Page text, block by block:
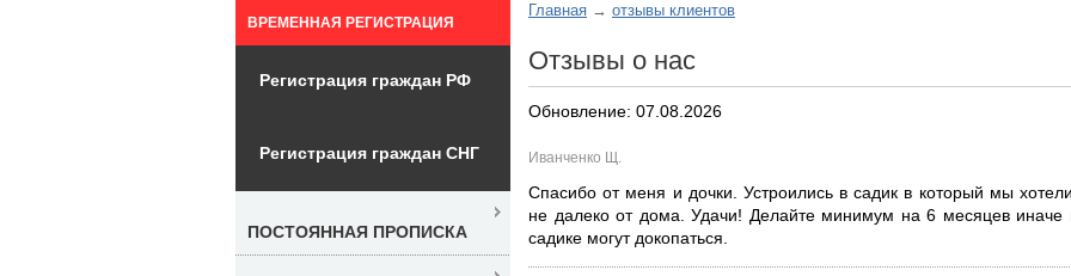
Главная отзывы клиентов
Отзывы о нас
Обновление: 07.08.2026
Иванченко Щ.
Спасибо от меня и дочки. Устроились в садик в который мы хотели,
не далеко от дома. Удачи! Делайте минимум на 6 месяцев иначе
садике могут докопаться.
ВРЕМЕННАЯ РЕГИСТРАЦИЯ
Регистрация граждан РФ
Регистрация граждан СНГ
ПОСТОЯННАЯ ПРОПИСКА